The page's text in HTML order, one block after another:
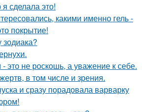
сделала это!
какими именно гель -
покрытие!
зодиака?
это не роскошь, а уважение к себе.
в том числе и зрения.
и сразу порадовала варварку